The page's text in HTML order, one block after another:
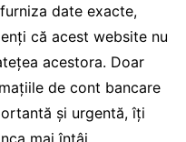
date exacte,
că acest website nu
acestora. Doar
de cont bancare
și urgentă, îți
mai întâi.